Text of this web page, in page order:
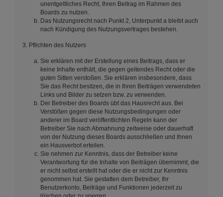
unentgeltliches Recht, Ihren Beitrag im Rahmen des
Boards zu nutzen.
Das Nutzungsrecht nach Punkt 2, Unterpunkt a bleibt auch
nach Kündigung des Nutzungsvertrages bestehen.
3. Pflichten des Nutzers
Sie erklären mit der Erstellung eines Beitrags, dass er
keine Inhalte enthält, die gegen geltendes Recht oder die
guten Sitten verstoßen. Sie erklären insbesondere, dass
Sie das Recht besitzen, die in Ihren Beiträgen verwendeten
Links und Bilder zu setzen bzw. zu verwenden.
Der Betreiber des Boards übt das Hausrecht aus. Bei
Verstößen gegen diese Nutzungsbedingungen oder
anderer im Board veröffentlichten Regeln kann der
Betreiber Sie nach Abmahnung zeitweise oder dauerhaft
von der Nutzung dieses Boards ausschließen und Ihnen
ein Hausverbot erteilen.
Sie nehmen zur Kenntnis, dass der Betreiber keine
Verantwortung für die Inhalte von Beiträgen übernimmt, die
er nicht selbst erstellt hat oder die er nicht zur Kenntnis
genommen hat. Sie gestatten dem Betreiber, Ihr
Benutzerkonto, Beiträge und Funktionen jederzeit zu